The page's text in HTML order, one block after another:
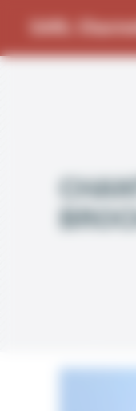
SARL
Bienvenue chez SARL